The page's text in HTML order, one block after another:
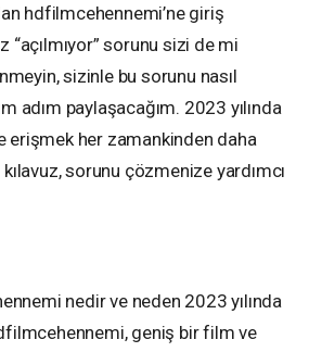
hdfilmcehennemi’ne giriş
“açılmıyor” sorunu sizi de mi
sizinle bu sorunu nasıl
adım paylaşacağım. 2023 yılında
erişmek her zamankinden daha
sorunu çözmenize yardımcı
nedir ve neden 2023 yılında
geniş bir film ve